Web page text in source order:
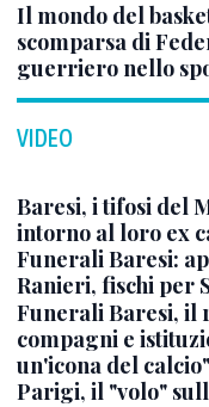
Il mondo del
scomparsa di
guerriero nello
VIDEO
Baresi, i tifosi del
intorno al loro ex
Funerali Baresi:
Ranieri, fischi per
Funerali Baresi, il
compagni e
un'icona del calcio"
Parigi, il "volo"